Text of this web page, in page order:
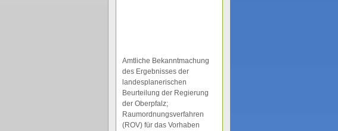
Amtliche Bekanntmachung
des Ergebnisses der
landesplanerischen
Beurteilung der Regierung
der Oberpfalz;
Raumordnungsverfahren
(ROV) für das Vorhaben